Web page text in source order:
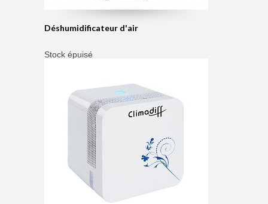
Déshumidificateur d'air
Stock épuisé